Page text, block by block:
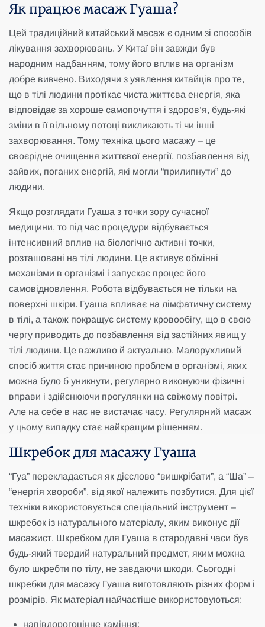
Як працює масаж Гуаша?
Цей традиційний китайський масаж є одним зі способів
лікування захворювань. У Китаї він завжди був
народним надбанням, тому його вплив на організм
добре вивчено. Виходячи з уявлення китайців про те,
що в тілі людини протікає чиста життєва енергія, яка
відповідає за хороше самопочуття і здоров’я, будь-які
зміни в її вільному потоці викликають ті чи інші
захворювання. Тому техніка цього масажу – це
своєрідне очищення життєвої енергії, позбавлення від
зайвих, поганих енергій, які могли “прилипнути” до
людини.
Якщо розглядати Гуаша з точки зору сучасної
медицини, то під час процедури відбувається
інтенсивний вплив на біологічно активні точки,
розташовані на тілі людини. Це активує обмінні
механізми в організмі і запускає процес його
самовідновлення. Робота відбувається не тільки на
поверхні шкіри. Гуаша впливає на лімфатичну систему
в тілі, а також покращує систему кровообігу, що в свою
чергу приводить до позбавлення від застійних явищ у
тілі людини. Це важливо й актуально. Малорухливий
спосіб життя стає причиною проблем в організмі, яких
можна було б уникнути, регулярно виконуючи фізичні
вправи і здійснюючи прогулянки на свіжому повітрі.
Але на себе в нас не вистачає часу. Регулярний масаж
у цьому випадку стає найкращим рішенням.
Шкребок для масажу Гуаша
“Гуа” перекладається як дієслово “вишкрібати”, а “Ша” –
“енергія хвороби”, від якої належить позбутися. Для цієї
техніки використовується спеціальний інструмент –
шкребок із натурального матеріалу, яким виконує дії
масажист. Шкребком для Гуаша в стародавні часи був
будь-який твердий натуральний предмет, яким можна
було шкребти по тілу, не завдаючи шкоди. Сьогодні
шкребки для масажу Гуаша виготовляють різних форм і
розмірів. Як матеріал найчастіше використовуються:
напівдорогоцінне каміння;